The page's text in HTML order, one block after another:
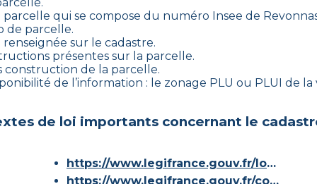
qui se compose du numéro Insee de
de parcelle.
sur le cadastre.
présentes sur la parcelle.
construction de la parcelle.
de l’information : le zonage PLU ou PLUI de la
de loi importants concernant le
https://www.legifrance.gouv.fr/loda/id/JORFTEXT000000686267/
https://www.legifrance.gouv.fr/codes/article_lc/LEGIARTI000036588629/